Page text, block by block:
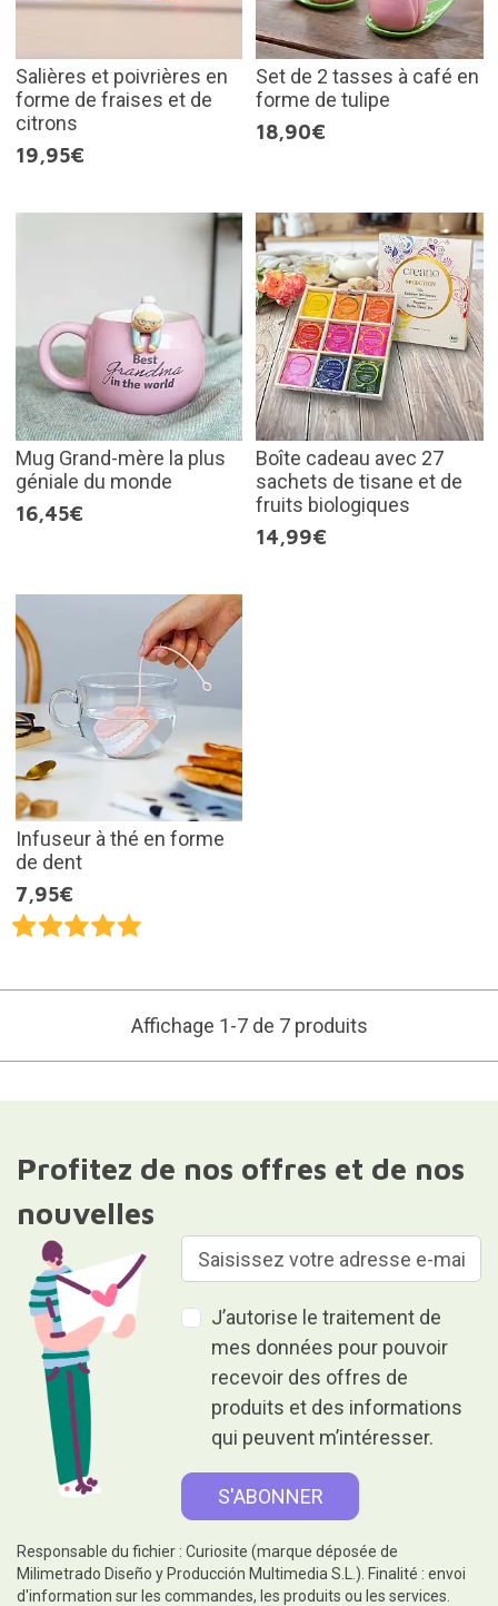
Salières et poivrières en
forme de fraises et de
citrons
19,95€
Set de 2 tasses à café en
forme de tulipe
18,90€
Mug Grand-mère la plus
géniale du monde
16,45€
Boîte cadeau avec 27
sachets de tisane et de
fruits biologiques
14,99€
Infuseur à thé en forme
de dent
7,95€
Affichage 1-7 de 7 produits
Profitez de nos offres et de nos
nouvelles
J’autorise le traitement de
mes données pour pouvoir
recevoir des offres de
produits et des informations
qui peuvent m’intéresser.
Responsable du fichier : Curiosite (marque déposée de
Milimetrado Diseño y Producción Multimedia S.L.). Finalité : envoi
d'information sur les commandes, les produits ou les services.